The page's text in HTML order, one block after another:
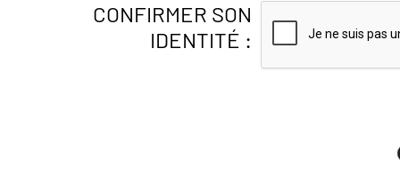
CONFIRMER SON
IDENTITÉ :